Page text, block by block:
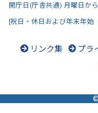
開庁日(庁舎共通) 月曜日か
[祝日・休日および年末年始
リンク集 プラ